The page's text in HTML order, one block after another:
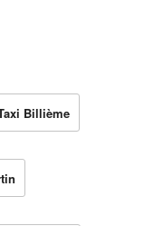
Billième